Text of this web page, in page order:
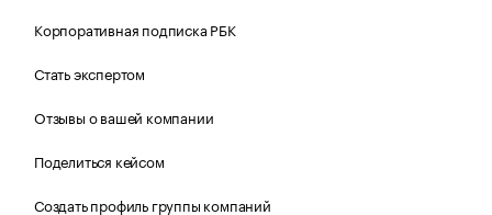
Корпоративная подписка РБК
Стать экспертом
Отзывы о вашей компании
Поделиться кейсом
Создать профиль группы компаний